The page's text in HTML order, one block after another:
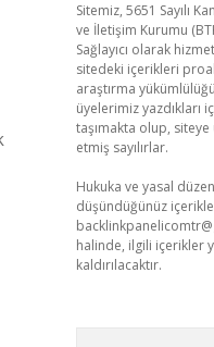
Sitemiz, 5651 Sayılı
ve İletişim Kurumu
Sağlayıcı olarak
sitedeki içerikleri
araştırma
üyelerimiz yazdıkları
taşımakta olup,
etmiş sayılırlar.
Hukuka ve yasal
düşündüğünüz
halinde, ilgili içerikler
kaldırılacaktır.